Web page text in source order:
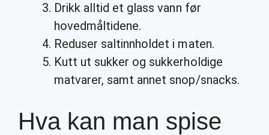
Drikk alltid et glass vann før
hovedmåltidene.
Reduser saltinnholdet i maten.
Kutt ut sukker og sukkerholdige
matvarer, samt annet snop/snacks.
Hva kan man spise